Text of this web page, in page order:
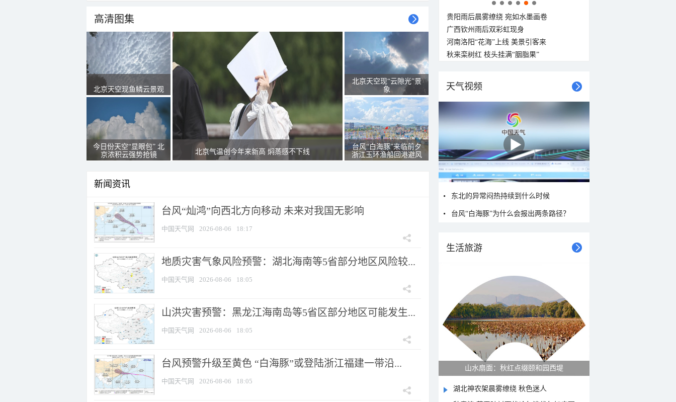
高清图集
北京天空现鱼鳞云景观
今日份天空“显眼包” 北
京浓积云强势抢镜
北京气温创今年来新高 焖蒸感不下线
北京天空现“云隙光”景
象
台风“白海豚”来临前夕
浙江玉环渔船回港避风
新闻资讯
台风“灿鸿”向西北方向移动 未来对我国无影响
中国天气网 2026-08-06 18:17
地质灾害气象风险预警：湖北海南等5省部分地区风险较...
中国天气网 2026-08-06 18:05
山洪灾害预警：黑龙江海南岛等5省区部分地区可能发生...
中国天气网 2026-08-06 18:05
台风预警升级至黄色 “白海豚”或登陆浙江福建一带沿...
中国天气网 2026-08-06 18:05
贵阳雨后晨雾缭绕 宛如水墨画卷
广西钦州雨后双彩虹现身
河南洛阳“花海”上线 美景引客来
秋来栾树红 枝头挂满“胭脂果”
天气视频
东北的异常闷热持续到什么时候
台风“白海豚”为什么会报出两条路径？
生活旅游
山水扇面：秋红点缀颐和园西堤
湖北神农架晨雾缭绕 秋色迷人